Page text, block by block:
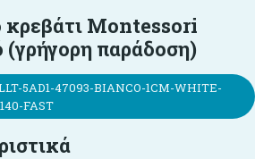
κρεβάτι Montessori
παράδοση)
5AD1-47093-BIANCO-1CM-WHITE-
FAST